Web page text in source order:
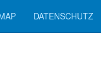
DATENSCHUTZ